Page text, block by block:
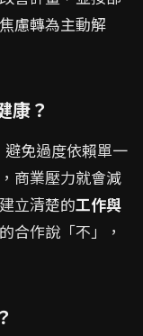
慮轉為主動解
康？
避免過度依賴單一
商業壓力就會減
立清楚的工作與
合作說「不」，